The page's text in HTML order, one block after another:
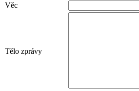
Věc
Tělo zprávy